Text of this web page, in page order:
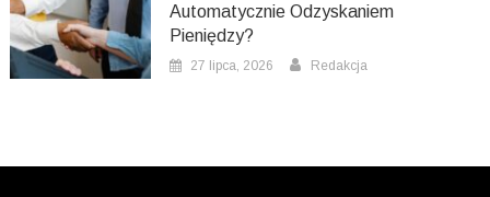
Automatycznie Odzyskaniem
Pieniędzy?
27 lipca, 2026 Redakcja